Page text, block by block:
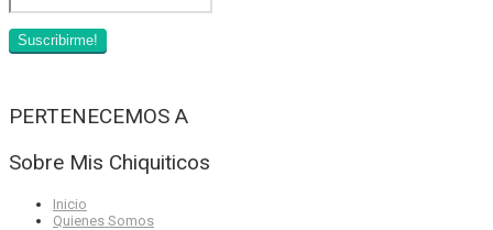
PERTENECEMOS A
Sobre Mis Chiquiticos
Inicio
Quienes Somos